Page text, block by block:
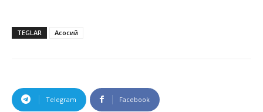
TEGLAR Асосий
Telegram Facebook